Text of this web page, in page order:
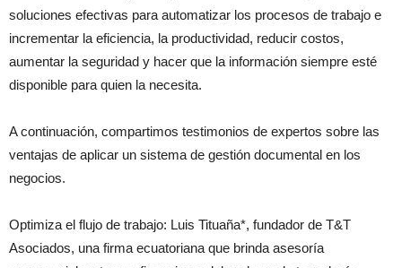
soluciones efectivas para automatizar los procesos de trabajo e
incrementar la eficiencia, la productividad, reducir costos,
aumentar la seguridad y hacer que la información siempre esté
disponible para quien la necesita.
A continuación, compartimos testimonios de expertos sobre las
ventajas de aplicar un sistema de gestión documental en los
negocios.
Optimiza el flujo de trabajo: Luis Tituaña*, fundador de T&T
Asociados, una firma ecuatoriana que brinda asesoría